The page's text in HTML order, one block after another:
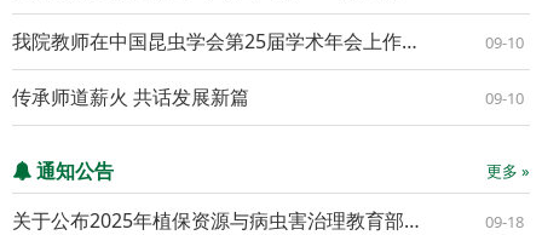
我院教师在中国昆虫学会第25届学术年会上作大会特邀报告 09-10
传承师道薪火 共话发展新篇 09-10
通知公告 更多 »
关于公布2025年植保资源与病虫害治理教育部重点实验室开放基金项目立项评审结果的通知 09-18